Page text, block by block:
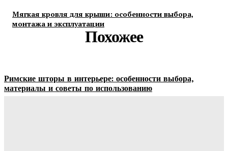
Мягкая кровля для крыши: особенности выбора,
монтажа и эксплуатации
Похожее
Римские шторы в интерьере: особенности выбора,
материалы и советы по использованию